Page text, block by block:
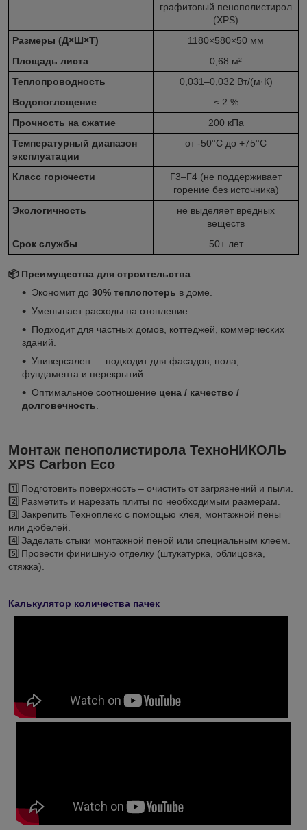
графитовый пенополистирол
(XPS)
Размеры (Д×Ш×Т)
1180×580×50 мм
Площадь листа
0,68 м²
Теплопроводность
0,031–0,032 Вт/(м·К)
Водопоглощение
≤ 2 %
Прочность на сжатие
200 кПа
Температурный диапазон
эксплуатации
от -50°C до +75°C
Класс горючести
Г3–Г4 (не поддерживает
горение без источника)
Экологичность
не выделяет вредных
веществ
Срок службы
50+ лет
📦 Преимущества для строительства
Экономит до 30% теплопотерь в доме.
Уменьшает расходы на отопление.
Подходит для частных домов, коттеджей, коммерческих
зданий.
Универсален — подходит для фасадов, пола,
фундамента и перекрытий.
Оптимальное соотношение цена / качество /
долговечность
Монтаж пенополистирола ТехноНИКОЛЬ
XPS Carbon Eco
1️⃣ Подготовить поверхность – очистить от загрязнений и пыли.
2️⃣ Разметить и нарезать плиты по необходимым размерам.
3️⃣ Закрепить Техноплекс с помощью клея, монтажной пены
или дюбелей.
4️⃣ Заделать стыки монтажной пеной или специальным клеем.
5️⃣ Провести финишную отделку (штукатурка, облицовка,
стяжка).
Калькулятор количества пачек